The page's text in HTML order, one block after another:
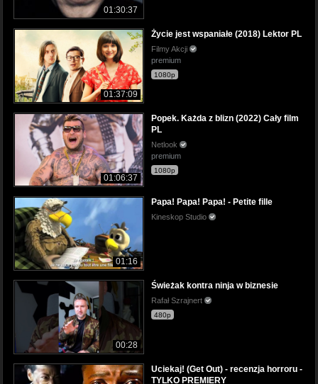
01:30:37
01:37:09
Życie jest wspaniałe (2018) Lektor PL
Filmy Akcji
premium
1080p
01:06:37
Popek. Każda z blizn (2022) Cały film
PL
Netlook
premium
1080p
01:16
Papa! Papa! Papa! - Petite fille
Kineskop Studio
00:28
Świeżak kontra ninja w biznesie
Rafał Szrajnert
480p
Uciekaj! (Get Out) - recenzja horroru -
TYLKO PREMIERY